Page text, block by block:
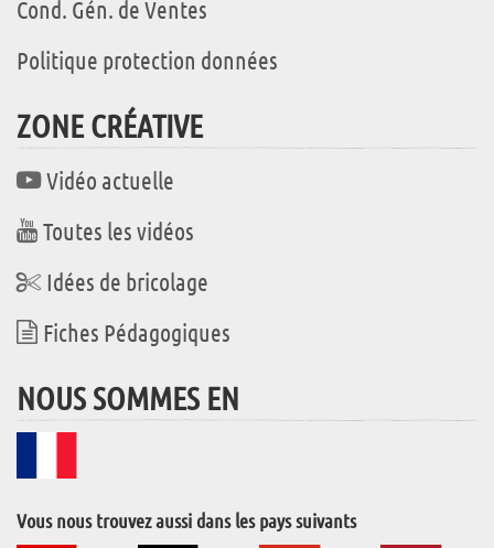
Cond. Gén. de Ventes
Politique protection données
ZONE CRÉATIVE
Vidéo actuelle
Toutes les vidéos
Idées de bricolage
Fiches Pédagogiques
NOUS SOMMES EN
Vous nous trouvez aussi dans les pays suivants